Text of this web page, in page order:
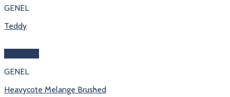
GENEL
Teddy
GENEL
Heavycote Melange Brushed